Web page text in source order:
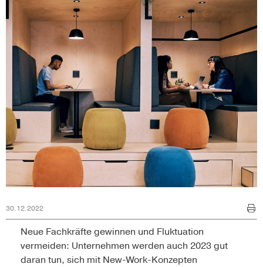
30.12.2022
Neue Fachkräfte gewinnen und Fluktuation
vermeiden: Unternehmen werden auch 2023 gut
daran tun, sich mit New-Work-Konzepten